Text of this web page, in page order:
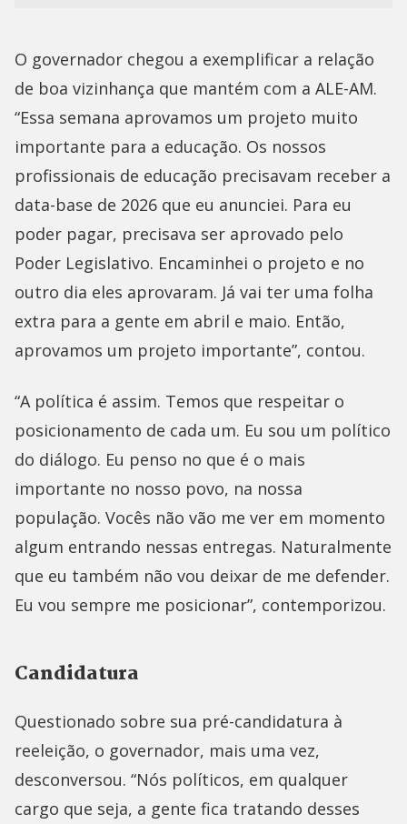
O governador chegou a exemplificar a relação
de boa vizinhança que mantém com a ALE-AM.
“Essa semana aprovamos um projeto muito
importante para a educação. Os nossos
profissionais de educação precisavam receber a
data-base de 2026 que eu anunciei. Para eu
poder pagar, precisava ser aprovado pelo
Poder Legislativo. Encaminhei o projeto e no
outro dia eles aprovaram. Já vai ter uma folha
extra para a gente em abril e maio. Então,
aprovamos um projeto importante”, contou.
“A política é assim. Temos que respeitar o
posicionamento de cada um. Eu sou um político
do diálogo. Eu penso no que é o mais
importante no nosso povo, na nossa
população. Vocês não vão me ver em momento
algum entrando nessas entregas. Naturalmente
que eu também não vou deixar de me defender.
Eu vou sempre me posicionar”, contemporizou.
Candidatura
Questionado sobre sua pré-candidatura à
reeleição, o governador, mais uma vez,
desconversou. “Nós políticos, em qualquer
cargo que seja, a gente fica tratando desses